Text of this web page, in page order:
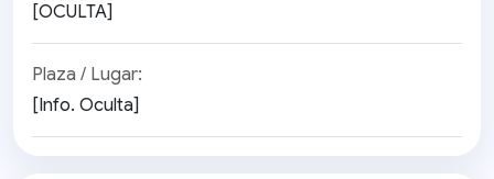
[OCULTA]
Plaza / Lugar:
[Info. Oculta]